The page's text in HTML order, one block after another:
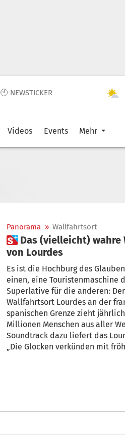
🕙 NEWSTICKER
Videos Events Mehr
Panorama » Wallfahrtsort
 Das (vielleicht) wahre Wunder
von Lourdes
Es ist die Hochburg des
einen, eine Touristenmaschine
Superlative für die anderen: Der
Wallfahrtsort Lourdes an der
spanischen Grenze zieht jährlich
Millionen Menschen aus aller
Soundtrack dazu liefert das Lourdes-Lied:
„Die Glocken verkünden mit